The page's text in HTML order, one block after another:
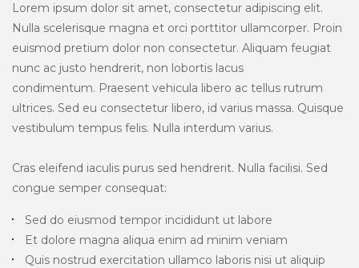
Lorem ipsum dolor sit amet, consectetur adipiscing elit.
Nulla scelerisque magna et orci porttitor ullamcorper. Proin
euismod pretium dolor non consectetur. Aliquam feugiat
nunc ac justo hendrerit, non lobortis lacus
condimentum. Praesent vehicula libero ac tellus rutrum
ultrices. Sed eu consectetur libero, id varius massa. Quisque
vestibulum tempus felis. Nulla interdum varius.
Cras eleifend iaculis purus sed hendrerit. Nulla facilisi. Sed
congue semper consequat:
Sed do eiusmod tempor incididunt ut labore
Et dolore magna aliqua enim ad minim veniam
Quis nostrud exercitation ullamco laboris nisi ut aliquip